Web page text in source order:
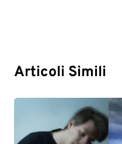
Articoli Simili